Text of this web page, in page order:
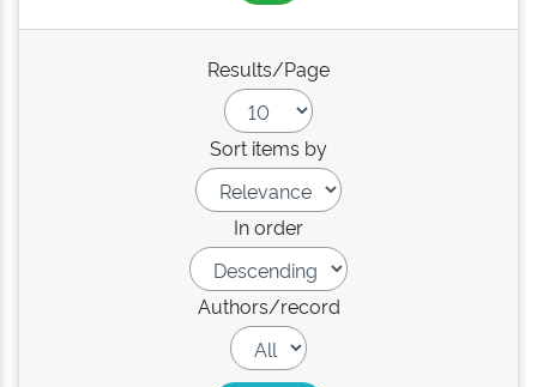
Results/Page
Sort items by
In order
Authors/record